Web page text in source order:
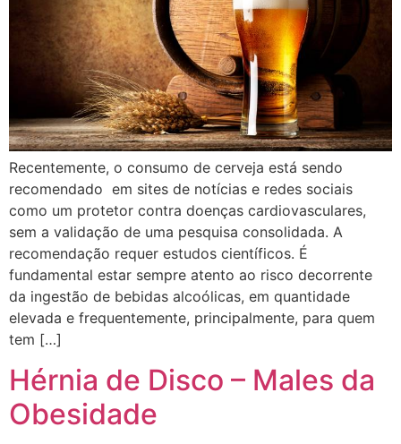
Recentemente, o consumo de cerveja está sendo
recomendado em sites de notícias e redes sociais
como um protetor contra doenças cardiovasculares,
sem a validação de uma pesquisa consolidada. A
recomendação requer estudos científicos. É
fundamental estar sempre atento ao risco decorrente
da ingestão de bebidas alcoólicas, em quantidade
elevada e frequentemente, principalmente, para quem
tem […]
Hérnia de Disco – Males da
Obesidade